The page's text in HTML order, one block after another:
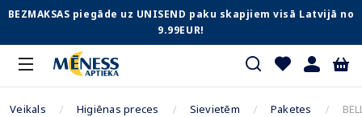
BEZMAKSAS piegāde uz UNISEND paku skapjiem visā Latvijā no
9.99EUR!
Veikals Higiēnas preces Sievietēm Paketes